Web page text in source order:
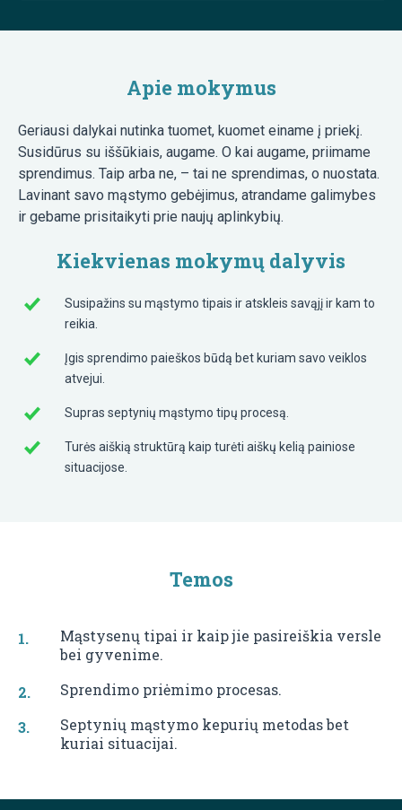
Apie mokymus
Geriausi dalykai nutinka tuomet, kuomet einame į priekį.
Susidūrus su iššūkiais, augame. O kai augame, priimame
sprendimus. Taip arba ne, – tai ne sprendimas, o nuostata.
Lavinant savo mąstymo gebėjimus, atrandame galimybes
ir gebame prisitaikyti prie naujų aplinkybių.
Kiekvienas mokymų dalyvis
Susipažins su mąstymo tipais ir atskleis savąjį ir kam to
reikia.
Įgis sprendimo paieškos būdą bet kuriam savo veiklos
atvejui.
Supras septynių mąstymo tipų procesą.
Turės aiškią struktūrą kaip turėti aiškų kelią painiose
situacijose.
Temos
Mąstysenų tipai ir kaip jie pasireiškia versle
bei gyvenime.
Sprendimo priėmimo procesas.
Septynių mąstymo kepurių metodas bet
kuriai situacijai.